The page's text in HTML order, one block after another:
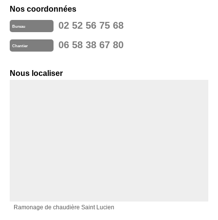
Nos coordonnées
Bureau 02 52 56 75 68
Chantier 06 58 38 67 80
Nous localiser
Ramonage de chaudière Saint Lucien